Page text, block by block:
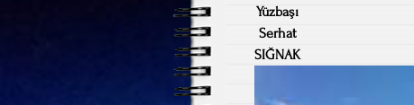
Yüzbaşı
Serhat
SIĞNAK